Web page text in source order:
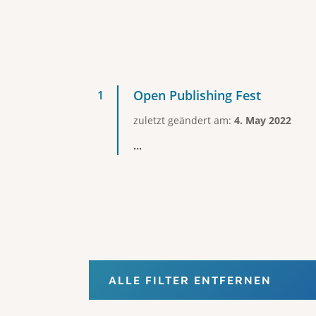
Open Publishing Fest
zuletzt geändert am: 4. May 2022
...
ALLE FILTER ENTFERNEN